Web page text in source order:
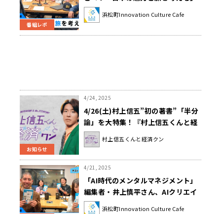
番組レポ
浜松町Innovation Culture Cafe
お知らせ
4/24, 2025
4/26(土)村上信五”初の著書”「半分
論」を大特集！『村上信五くんと経
済クン』
村上信五くんと経済クン
4/21, 2025
「AI時代のメンタルマネジメント」
編集者・井上慎平さん、AIクリエイ
ター・関口舞さん
浜松町Innovation Culture Cafe